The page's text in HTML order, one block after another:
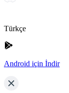
Türkçe
Android için İndir